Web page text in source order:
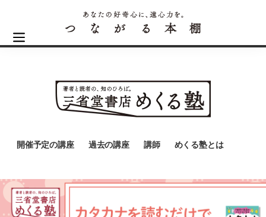
開催予定の講座 過去の講座 講師 めくる塾とは